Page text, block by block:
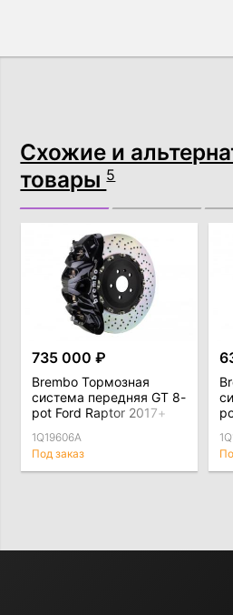
Схожие и
товары5
735 000 ₽
Brembo Тормозная
система передняя GT 8-
pot Ford Raptor 2017+
1Q19606A
Под заказ